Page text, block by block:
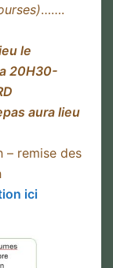
…….
le
20H30-
aura lieu
– remise des
ici